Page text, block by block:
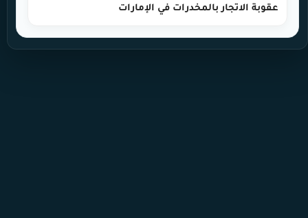
عقوبة الاتجار بالمخدرات في الإمارات